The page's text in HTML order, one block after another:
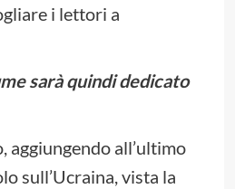
i lettori a
sarà quindidedicato
aggiungendo all’ultimo
sull’Ucraina, vista la